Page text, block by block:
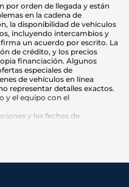
por orden de llegada y están
en la cadena de
la disponibilidad de vehículos
incluyendo intercambios y
un acuerdo por escrito. La
de crédito, y los precios
financiación. Algunos
especiales de
de vehículos en línea
representar detalles exactos.
y el equipo con el
y las fechas de
función de los hábitos de